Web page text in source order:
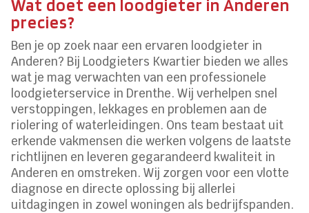
Wat doet een loodgieter in Anderen
precies?
Ben je op zoek naar een ervaren loodgieter in
Anderen? Bij Loodgieters Kwartier bieden we alles
wat je mag verwachten van een professionele
loodgieterservice in Drenthe. Wij verhelpen snel
verstoppingen, lekkages en problemen aan de
riolering of waterleidingen. Ons team bestaat uit
erkende vakmensen die werken volgens de laatste
richtlijnen en leveren gegarandeerd kwaliteit in
Anderen en omstreken. Wij zorgen voor een vlotte
diagnose en directe oplossing bij allerlei
uitdagingen in zowel woningen als bedrijfspanden.